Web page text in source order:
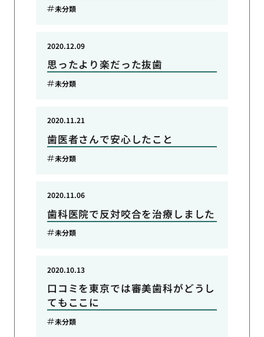
未分類
思ったより楽だった抜歯
2020.12.09
未分類
歯医者さんで安心したこと
2020.11.21
未分類
歯科医院で反対咬合を治療しました
2020.11.06
未分類
口コミを東京では審美歯科がどうし
てもここに
2020.10.13
未分類